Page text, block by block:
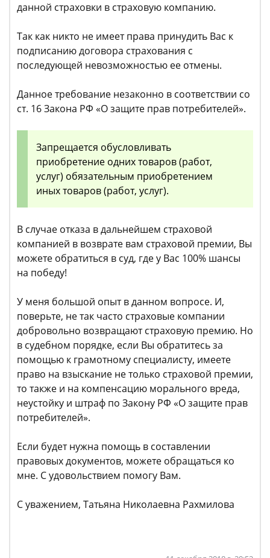
данной страховки в страховую компанию.
Так как никто не имеет права принудить Вас к
подписанию договора страхования с
последующей невозможностью ее отмены.
Данное требование незаконно в соответствии со
ст. 16 Закона РФ «О защите прав потребителей».
Запрещается обусловливать
приобретение одних товаров (работ,
услуг) обязательным приобретением
иных товаров (работ, услуг).
В случае отказа в дальнейшем страховой
компанией в возврате вам страховой премии, Вы
можете обратиться в суд, где у Вас 100% шансы
на победу!
У меня большой опыт в данном вопросе. И,
поверьте, не так часто страховые компании
добровольно возвращают страховую премию. Но
в судебном порядке, если Вы обратитесь за
помощью к грамотному специалисту, имеете
право на взыскание не только страховой премии,
то также и на компенсацию морального вреда,
неустойку и штраф по Закону РФ «О защите прав
потребителей».
Если будет нужна помощь в составлении
правовых документов, можете обращаться ко
мне. С удовольствием помогу Вам.
С уважением, Татьяна Николаевна Рахмилова